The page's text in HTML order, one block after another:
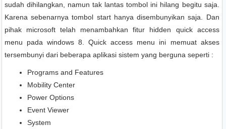
sudah dihilangkan, namun tak lantas tombol ini hilang begitu saja.
Karena sebenarnya tombol start hanya disembunyikan saja. Dan
pihak microsoft telah menambahkan fitur hidden quick access
menu pada windows 8. Quick access menu ini memuat akses
tersembunyi dari beberapa aplikasi sistem yang berguna seperti :
Programs and Features
Mobility Center
Power Options
Event Viewer
System